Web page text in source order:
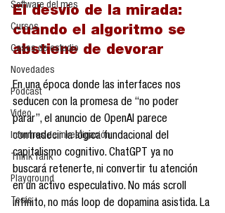
Software del mes
Cursos
Casos de estudio
Novedades
Podcast
Video
Informes de investigación
Think Tank
Playground
Tesis
El desvío de la mirada:
cuando el algoritmo se
abstiene de devorar
En una época donde las interfaces nos
seducen con la promesa de “no poder
parar”, el anuncio de OpenAI parece
contradecir la lógica fundacional del
capitalismo cognitivo. ChatGPT ya no
buscará retenerte, ni convertir tu atención
en un activo especulativo. No más scroll
infinito, no más loop de dopamina asistida. La